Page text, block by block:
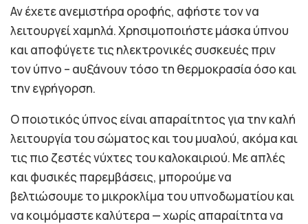
Αν έχετε ανεμιστήρα οροφής, αφήστε τον να
λειτουργεί χαμηλά. Χρησιμοποιήστε μάσκα ύπνου
και αποφύγετε τις ηλεκτρονικές συσκευές πριν
τον ύπνο – αυξάνουν τόσο τη θερμοκρασία όσο και
την εγρήγορση.
Ο ποιοτικός ύπνος είναι απαραίτητος για την καλή
λειτουργία του σώματος και του μυαλού, ακόμα και
τις πιο ζεστές νύχτες του καλοκαιριού. Με απλές
και φυσικές παρεμβάσεις, μπορούμε να
βελτιώσουμε το μικροκλίμα του υπνοδωματίου και
να κοιμόμαστε καλύτερα — χωρίς απαραίτητα να